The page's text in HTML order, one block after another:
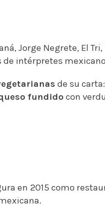
Jorge Negrete, El
de intérpretes
de su carta:
fundido con
en 2015 como